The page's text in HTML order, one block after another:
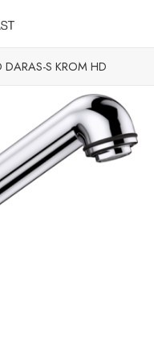
DARAS-S KROM HD